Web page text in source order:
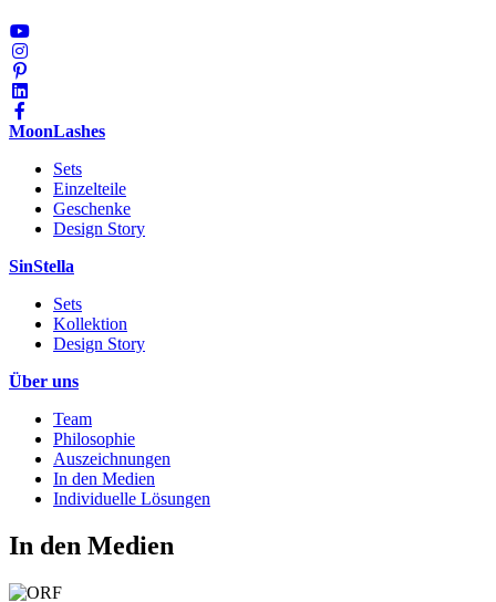
MoonLashes
Sets
Einzelteile
Geschenke
Design Story
SinStella
Sets
Kollektion
Design Story
Über uns
Team
Philosophie
Auszeichnungen
In den Medien
Individuelle Lösungen
In den Medien